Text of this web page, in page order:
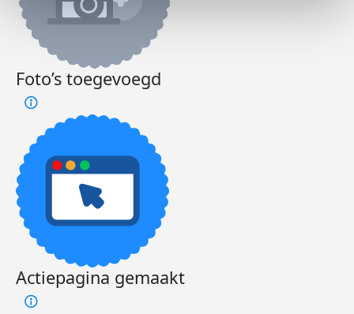
Foto’s toegevoegd
Actiepagina gemaakt